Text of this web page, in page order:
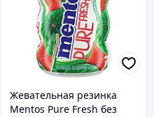
Жевательная резинка
Mentos Pure Fresh без